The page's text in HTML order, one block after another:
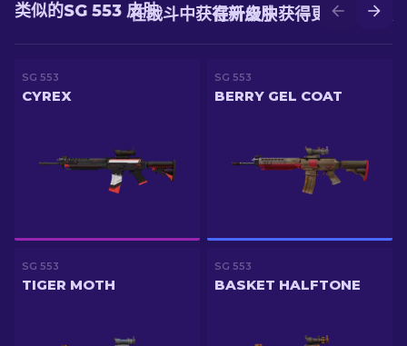
在升级中获得更好的皮肤
在战斗中获得新皮肤
类似的SG 553 皮肤
SG 553
CYREX
SG 553
BERRY GEL COAT
SG 553
TIGER MOTH
SG 553
BASKET HALFTONE